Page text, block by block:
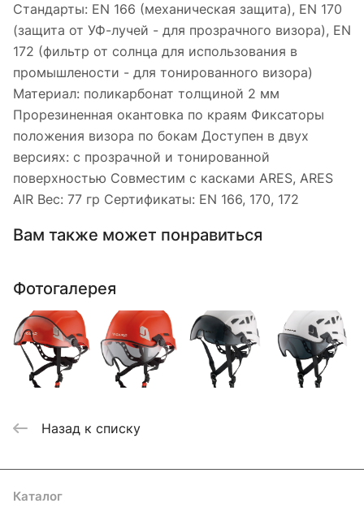
Стандарты: EN 166 (механическая защита), EN 170
(защита от УФ-лучей - для прозрачного визора), EN
172 (фильтр от солнца для использования в
промышлености - для тонированного визора)
Материал: поликарбонат толщиной 2 мм
Прорезиненная окантовка по краям Фиксаторы
положения визора по бокам Доступен в двух
версиях: с прозрачной и тонированной
поверхностью Совместим с касками ARES, ARES
AIR Вес: 77 гр Сертификаты: EN 166, 170, 172
Вам также может понравиться
Фотогалерея
Назад к списку
Каталог